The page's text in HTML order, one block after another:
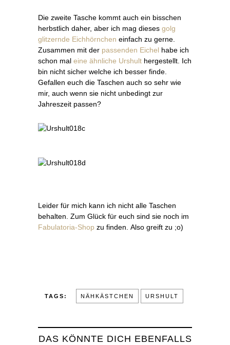
Die zweite Tasche kommt auch ein bisschen
herbstlich daher, aber ich mag dieses golg
glitzernde Eichhörnchen einfach zu gerne.
Zusammen mit der passenden Eichel habe ich
schon mal eine ähnliche Urshult hergestellt. Ich
bin nicht sicher welche ich besser finde.
Gefallen euch die Taschen auch so sehr wie
mir, auch wenn sie nicht unbedingt zur
Jahreszeit passen?
Leider für mich kann ich nicht alle Taschen
behalten. Zum Glück für euch sind sie noch im
Fabulatoria-Shop zu finden. Also greift zu ;o)
TAGS: NÄHKÄSTCHEN URSHULT
DAS KÖNNTE DICH EBENFALLS